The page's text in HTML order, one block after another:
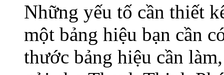
Những yếu tố cần thiết
một bảng hiệu bạn cần
thước bảng hiệu cần